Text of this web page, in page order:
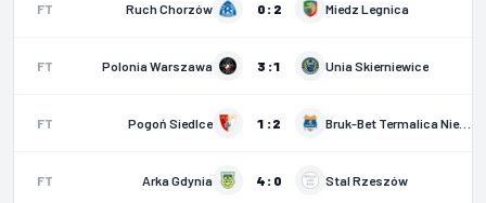
FT Ruch Chorzów 0 : 2 Miedz Legnica
FT Polonia Warszawa 3 : 1 Unia Skierniewice
FT Pogoń Siedlce 1 : 2 Bruk-Bet Termalica Nieciecza
FT Arka Gdynia 4 : 0 Stal Rzeszów